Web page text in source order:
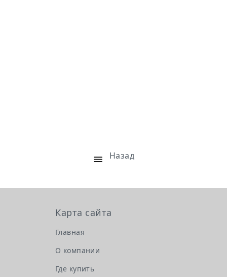
Назад
Карта сайта
Главная
О компании
Где купить